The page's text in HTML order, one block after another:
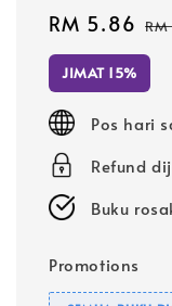
Sale
price
RM 5.86
JIMAT 15%
Pos hari
Refund
Buku
Promotions